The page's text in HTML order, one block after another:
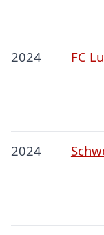
2024 FC
2024